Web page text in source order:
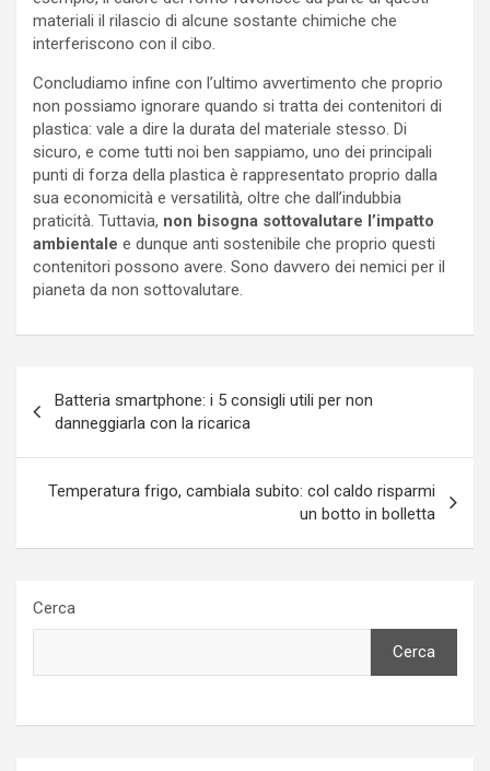
materiali il rilascio di alcune sostante chimiche che
interferiscono con il cibo.
Concludiamo infine con l’ultimo avvertimento che proprio
non possiamo ignorare quando si tratta dei contenitori di
plastica: vale a dire la durata del materiale stesso. Di
sicuro, e come tutti noi ben sappiamo, uno dei principali
punti di forza della plastica è rappresentato proprio dalla
sua economicità e versatilità, oltre che dall’indubbia
praticità. Tuttavia, non bisogna sottovalutare l’impatto
ambientale e dunque anti sostenibile che proprio questi
contenitori possono avere. Sono davvero dei nemici per il
pianeta da non sottovalutare.
articoli
Batteria smartphone: i 5 consigli utili per non
danneggiarla con la ricarica
Temperatura frigo, cambiala subito: col caldo risparmi
un botto in bolletta
Cerca
Cerca